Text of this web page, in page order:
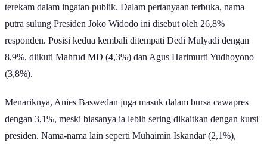
terekam dalam ingatan publik. Dalam pertanyaan terbuka, nama
putra sulung Presiden Joko Widodo ini disebut oleh 26,8%
responden. Posisi kedua kembali ditempati Dedi Mulyadi dengan
8,9%, diikuti Mahfud MD (4,3%) dan Agus Harimurti Yudhoyono
(3,8%).
Menariknya, Anies Baswedan juga masuk dalam bursa cawapres
dengan 3,1%, meski biasanya ia lebih sering dikaitkan dengan kursi
presiden. Nama-nama lain seperti Muhaimin Iskandar (2,1%),